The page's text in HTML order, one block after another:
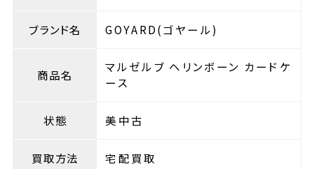
ブランド名 GOYARD(ゴヤール)
商品名
マルゼルブ ヘリンボーン カードケ
ース
状態 美中古
買取方法 宅配買取